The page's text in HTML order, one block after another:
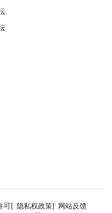
可 隐私权政策
网站反馈